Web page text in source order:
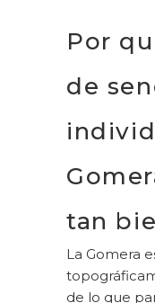
Por
de
tan
La Gomera
de lo que